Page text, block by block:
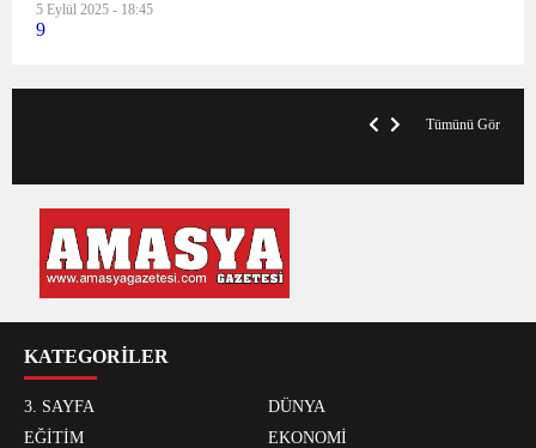
5 Eylül 2025 - 18:45
9
Tümünü Gör
KATEGORİLER
3. SAYFA
DÜNYA
EĞİTİM
EKONOMİ